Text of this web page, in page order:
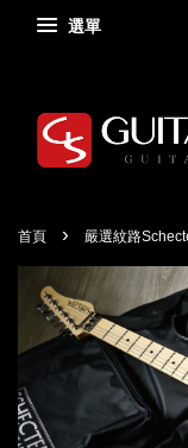
選單
首頁 › 嚴選紋路